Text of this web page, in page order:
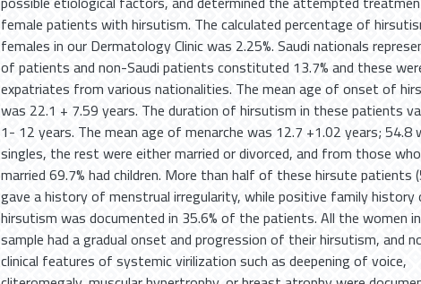
female patients with hirsutism. The calculated percentage of
females in our Dermatology Clinic was 2.25%. Saudi nationals
of patients and non-Saudi patients constituted 13.7% and these
expatriates from various nationalities. The mean age of onset of
was 22.1 + 7.59 years. The duration of hirsutism in these patients
1- 12 years. The mean age of menarche was 12.7 +1.02 years; 54.8
singles, the rest were either married or divorced, and from those
married 69.7% had children. More than half of these hirsute patients
gave a history of menstrual irregularity, while positive family history
hirsutism was documented in 35.6% of the patients. All the women
sample had a gradual onset and progression of their hirsutism, and
clinical features of systemic virilization such as deepening of voice,